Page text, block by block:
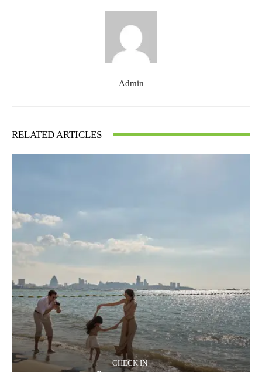
Admin
RELATED ARTICLES
CHECK IN